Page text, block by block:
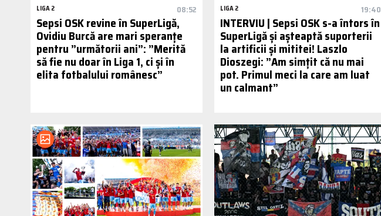
LIGA 2 08:52
Sepsi OSK revine în SuperLigă,
Ovidiu Burcă are mari speranțe
pentru ”următorii ani”: ”Merită
să fie nu doar în Liga 1, ci și în
elita fotbalului românesc”
LIGA 2 19:40
INTERVIU | Sepsi OSK s-a întors în
SuperLigă și așteaptă suporterii
la artificii și mititei! Laszlo
Dioszegi: ”Am simțit că nu mai
pot. Primul meci la care am luat
un calmant”